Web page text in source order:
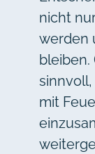
nicht
werden
bleiben.
mit